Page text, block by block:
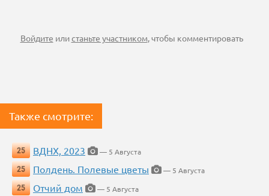
Войдите илистаньте участником, чтобы комментировать
Также смотрите:
25 ВДНХ, 2023
— 5 Августа
25
Полдень. Полевые цветы
— 5 Августа
25
Отчий дом
— 5 Августа